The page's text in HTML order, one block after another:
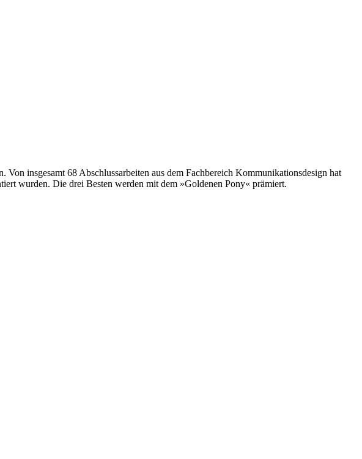
insgesamt 68 Abschlussarbeiten aus dem Fachbereich Kommunikationsdesign hat
wurden. Die drei Besten werden mit dem »Goldenen Pony« prämiert.